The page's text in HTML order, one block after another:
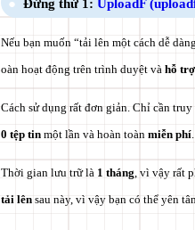
Nếu bạn muốn “tải lên một cách dễ
oàn hoạt động trên trình duyệt và hỗ
Cách sử dụng rất đơn giản. Chỉ cần truy
0 tệp tin một lần và hoàn toàn miễn phí
Thời gian lưu trữ là 1 tháng, vì vậy rất
tải lên sau này, vì vậy bạn có thể yên